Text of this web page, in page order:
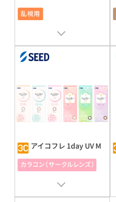
承認番号 : 22100BZX00759000
アイコフレ 1day UV M